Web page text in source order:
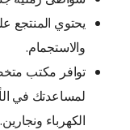
يحتوي
والاستجمام.
توافر مكتب
لمساعدتك في
الكهرباء ونجارين.